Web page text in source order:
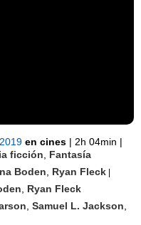
en cines | 2h 04min |
ficción
Fantasía
Boden Ryan Fleck |
Ryan Fleck
,Samuel L. Jackson